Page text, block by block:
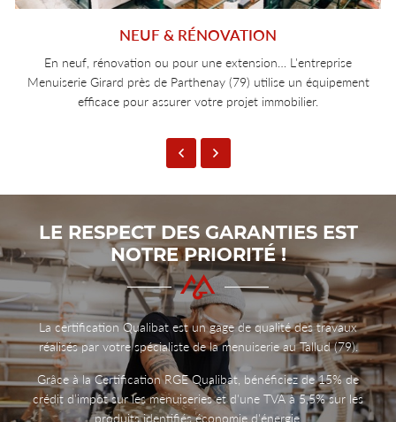
NEUF & RÉNOVATION
En neuf, rénovation ou pour une extension… L'entreprise
Menuiserie Girard près de Parthenay (79) utilise un équipement
efficace pour assurer votre projet immobilier.
LE RESPECT DES GARANTIES EST
NOTRE PRIORITÉ !
La certification Qualibat est un gage de qualité des travaux
réalisés par votre spécialiste de la menuiserie au Tallud (79).
Grâce à la Certification RGE Qualibat, bénéficiez de 15% de
crédit d’impôt sur les menuiseries et d'une TVA à 5,5% sur les
produits identifiés économie d'énergie.